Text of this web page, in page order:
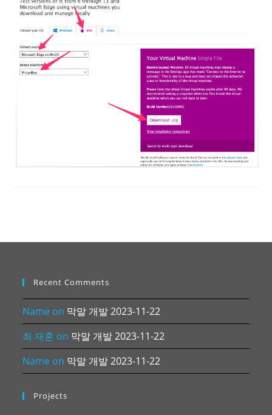
Recent Comments
Name on 막말 개발 2023-11-22
최 재훈 on 막말 개발 2023-11-22
Name on 막말 개발 2023-11-22
Projects